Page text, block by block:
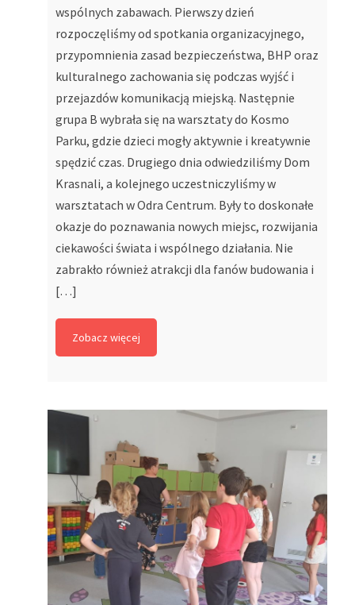
wspólnych zabawach. Pierwszy dzień
rozpoczęliśmy od spotkania organizacyjnego,
przypomnienia zasad bezpieczeństwa, BHP oraz
kulturalnego zachowania się podczas wyjść i
przejazdów komunikacją miejską. Następnie
grupa B wybrała się na warsztaty do Kosmo
Parku, gdzie dzieci mogły aktywnie i kreatywnie
spędzić czas. Drugiego dnia odwiedziliśmy Dom
Krasnali, a kolejnego uczestniczyliśmy w
warsztatach w Odra Centrum. Były to doskonałe
okazje do poznawania nowych miejsc, rozwijania
ciekawości świata i wspólnego działania. Nie
zabrakło również atrakcji dla fanów budowania i
[…]
Zobacz więcej